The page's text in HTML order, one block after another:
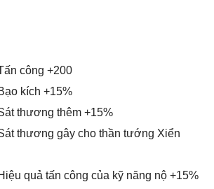
công +200
kích +15%
thương thêm +15%
thương gây cho thần tướng Xiển
quả tấn công của kỹ năng nộ +15%